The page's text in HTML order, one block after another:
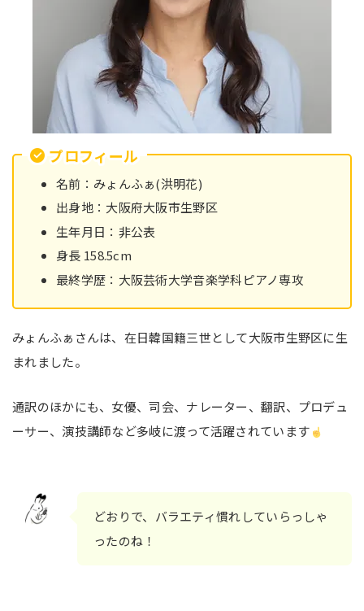
プロフィール
名前：みょんふぁ(洪明花)
出身地：大阪府大阪市生野区
生年月日：非公表
身長 158.5cm
最終学歴：大阪芸術大学音楽学科ピアノ専攻
みょんふぁさんは、在日韓国籍三世として大阪市生野区に生
まれました。
通訳のほかにも、女優、司会、ナレーター、翻訳、プロデュ
ーサー、演技講師など多岐に渡って活躍されています
どおりで、バラエティ慣れしていらっしゃ
ったのね！